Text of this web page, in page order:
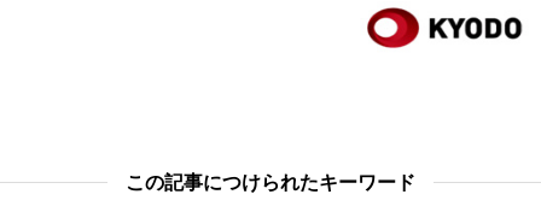
この記事につけられたキーワード